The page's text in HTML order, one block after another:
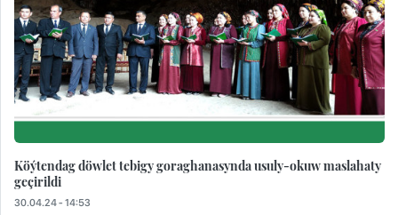
Köýtendag döwlet tebigy goraghanasynda usuly-okuw maslahaty
geçirildi
30.04.24 - 14:53